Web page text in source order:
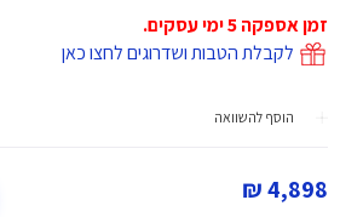
זמן אספקה 5 ימי עסקים.
לקבלת הטבות ושדרוגים לחצו כאן
הוסף להשוואה
4,898 ₪